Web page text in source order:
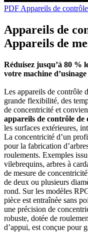
PDF Appareils de
Appareils de
Appareils de
Réduisez jusqu’à 80 %
votre machine d’usinage
Les appareils de contrôle
grande flexibilité, des
de concentricité et
appareils de contrôle de
les surfaces extérieures,
La concentricité d’un
pour la fabrication
roulements. Exemples
vilebrequins, arbres à
de mesure de
de deux ou plusieurs
rond. Sur les modèles
pièce est entraînée sans
une précision de
robuste, dotée de
d’appui, est conçue pour